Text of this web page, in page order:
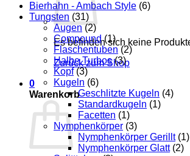
Es befinden sich keine
Zurück zum Shop
0
Warenkorb
Bierhahn - Ambach Style (6)
Tungsten (31)
Augen (2)
Compound (1)
Flaschentuben (2)
Halbe Turbos (3)
Kopf (3)
Kugeln (6)
Geschlitzte Kugeln (4)
Standardkugeln (1)
Facetten (1)
Nymphenkörper (3)
Nymphenkörper Gerillt (1)
Nymphenkörper Glatt (2)